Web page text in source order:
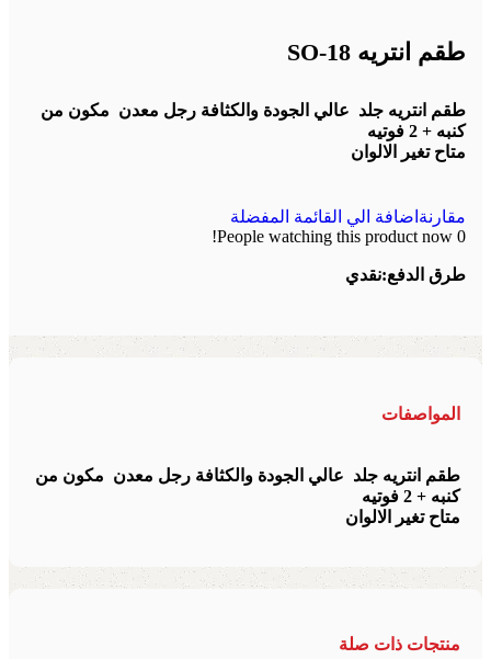
طقم انتريه SO-18
طقم انتريه جلد عالي الجودة والكثافة رجل معدن مكون من
كنبه + 2 فوتيه
متاح تغير الالوان
مقارنة اضافة الي القائمة المفضلة
0
People watching this product now!
طرق الدفع:نقدي
المواصفات
طقم انتريه جلد عالي الجودة والكثافة رجل معدن مكون من
كنبه + 2 فوتيه
متاح تغير الالوان
منتجات ذات صلة